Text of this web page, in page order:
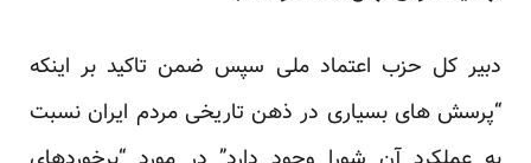
دبیر کل حزب اعتماد ملی سپس ضمن تاکید بر اینکه
“پرسش های بسیاری در ذهن تاریخی مردم ایران نسبت